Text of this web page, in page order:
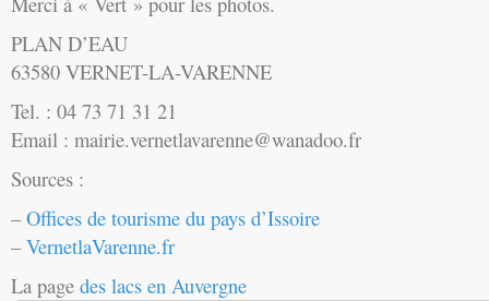
PLAN D’EAU
63580 VERNET-LA-VARENNE
Tel. : 04 73 71 31 21
Email : mairie.vernetlavarenne@wanadoo.fr
Sources :
–Offices de tourisme du pays d’Issoire
–VernetlaVarenne.fr
La page des lacs en Auvergne